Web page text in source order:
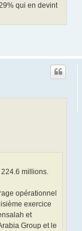
qui en devint
millions.
opérationnel
exercice
et
Group et le